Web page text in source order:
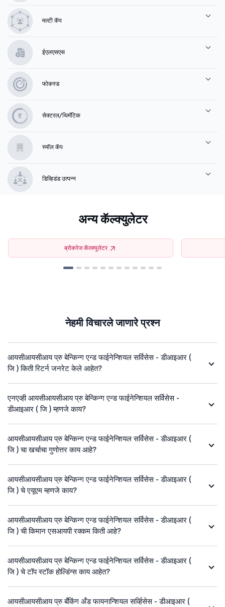
मल्टी कॅप
ईएलएसएस
फोकस्ड
सेक्टरल/थिमॅटिक
स्मॉल कॅप
डिव्हिडंड उत्पन्न
अन्य कॅल्क्युलेटर
ब्रोकरेज कॅल्क्युलेटर
नेहमी विचारले जाणारे प्रश्न
आयसीआयसीआय प्रु बेन्किन्ग एन्ड फाईनेन्शियल सर्विसेस - डीआइआर (
जि ) किती रिटर्न जनरेट केले आहेत?
एनएव्ही आयसीआयसीआय प्रु बेन्किन्ग एन्ड फाईनेन्शियल सर्विसेस -
डीआइआर ( जि ) म्हणजे काय?
आयसीआयसीआय प्रु बेन्किन्ग एन्ड फाईनेन्शियल सर्विसेस - डीआइआर (
जि ) चा खर्चाचा गुणोत्तर काय आहे?
आयसीआयसीआय प्रु बेन्किन्ग एन्ड फाईनेन्शियल सर्विसेस - डीआइआर (
जि ) चे एयूएम म्हणजे काय?
आयसीआयसीआय प्रु बेन्किन्ग एन्ड फाईनेन्शियल सर्विसेस - डीआइआर (
जि ) ची किमान एसआयपी रक्कम किती आहे?
आयसीआयसीआय प्रु बेन्किन्ग एन्ड फाईनेन्शियल सर्विसेस - डीआइआर (
जि ) चे टॉप स्टॉक होल्डिंग्स काय आहेत?
आयसीआयसीआय प्रु बँकिंग अँड फायनान्शियल सर्व्हिसेस - डीआइआर (